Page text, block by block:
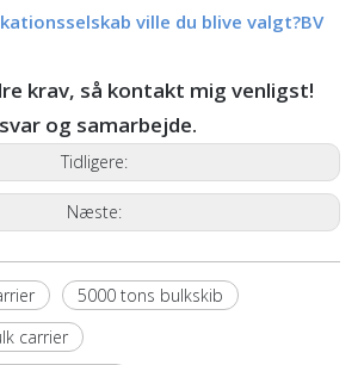
ville du blive valgt?BV
krav, så kontakt mig venligst!
og samarbejde.
Tidligere:
Næste:
5000 tons bulkskib
carrier